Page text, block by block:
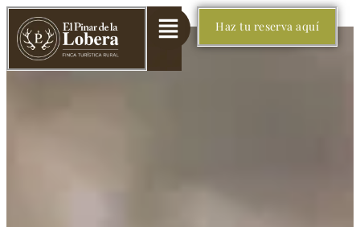
Haz tu reserva aquí